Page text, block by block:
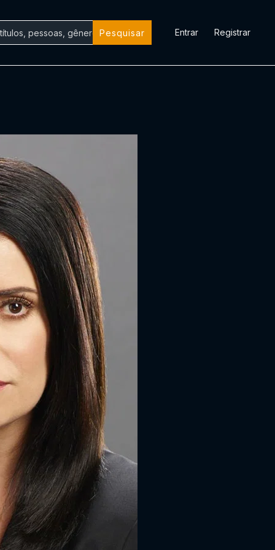
Pesquisar Entrar Registrar